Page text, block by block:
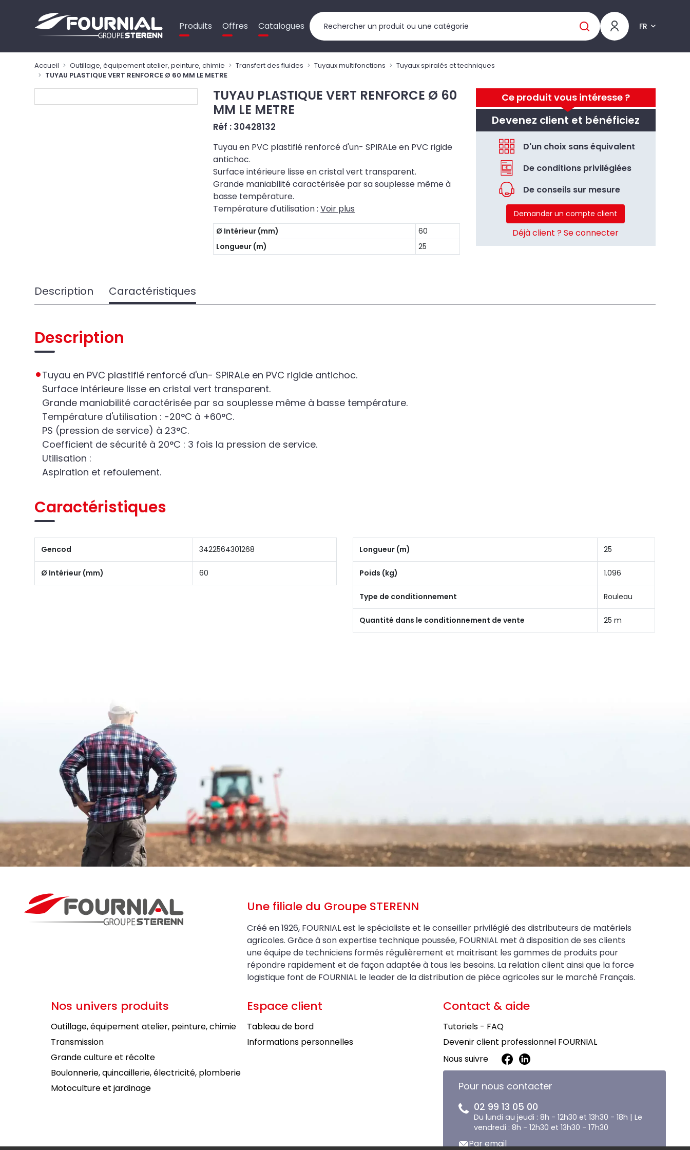
Produits Offres Catalogues FR
Accueil Outillage, équipement atelier, peinture, chimie Transfert des fluides Tuyaux multifonctions
Tuyaux spiralés et techniques
TUYAU PLASTIQUE VERT RENFORCE Ø 60 MM LE METRE
Ce produit vous intéresse ?
Devenez client et bénéficiez
D'un choix sans équivalent
De conditions privilégiées
De conseils sur mesure
Demander un compte client
Déjà client ? Se connecter
TUYAU PLASTIQUE VERT RENFORCE Ø 60
MM LE METRE
Réf : 30428132
Tuyau en PVC plastifié renforcé d'un- SPIRALe en PVC rigide
antichoc.
Surface intérieure lisse en cristal vert transparent.
Grande maniabilité caractérisée par sa souplesse même à
basse température.
Température d'utilisation :Voir plus
Ø Intérieur (mm)
60
Longueur (m)
25
Description Caractéristiques
Description
Tuyau en PVC plastifié renforcé d'un- SPIRALe en PVC rigide antichoc.
Surface intérieure lisse en cristal vert transparent.
Grande maniabilité caractérisée par sa souplesse même à basse température.
Température d'utilisation : -20°C à +60°C.
PS (pression de service) à 23°C.
Coefficient de sécurité à 20°C : 3 fois la pression de service.
Utilisation :
Aspiration et refoulement.
Caractéristiques
Gencod 3422564301268
Ø Intérieur (mm) 60
Longueur (m) 25
Poids (kg) 1.096
Type de conditionnement Rouleau
Quantité dans le conditionnement de vente 25 m
Une filiale du Groupe STERENN
Créé en 1926, FOURNIAL est le spécialiste et le conseiller privilégié des distributeurs de matériels
agricoles. Grâce à son expertise technique poussée, FOURNIAL met à disposition de ses clients
une équipe de techniciens formés régulièrement et maitrisant les gammes de produits pour
répondre rapidement et de façon adaptée à tous les besoins. La relation client ainsi que la force
logistique font de FOURNIAL le leader de la distribution de pièce agricoles sur le marché Français.
Nos univers produits
Outillage, équipement atelier, peinture, chimie
Transmission
Grande culture et récolte
Boulonnerie, quincaillerie, électricité, plomberie
Motoculture et jardinage
Espace client
Tableau de bord
Informations personnelles
Contact & aide
Tutoriels - FAQ
Devenir client professionnel FOURNIAL
Nous suivre
Pour nous contacter
02 99 13 05 00
Du lundi au jeudi : 8h - 12h30 et 13h30 - 18h | Le
vendredi : 8h - 12h30 et 13h30 - 17h30
Par email